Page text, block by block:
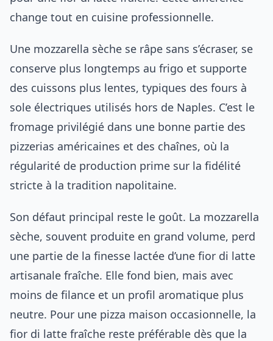
change tout en cuisine professionnelle.
Une mozzarella sèche se râpe sans s’écraser, se
conserve plus longtemps au frigo et supporte
des cuissons plus lentes, typiques des fours à
sole électriques utilisés hors de Naples. C’est le
fromage privilégié dans une bonne partie des
pizzerias américaines et des chaînes, où la
régularité de production prime sur la fidélité
stricte à la tradition napolitaine.
Son défaut principal reste le goût. La mozzarella
sèche, souvent produite en grand volume, perd
une partie de la finesse lactée d’une fior di latte
artisanale fraîche. Elle fond bien, mais avec
moins de filance et un profil aromatique plus
neutre. Pour une pizza maison occasionnelle, la
fior di latte fraîche reste préférable dès que la